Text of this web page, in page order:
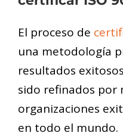
El proceso de
una metodología
resultados
sido refinados por
organizaciones
en todo el mundo.